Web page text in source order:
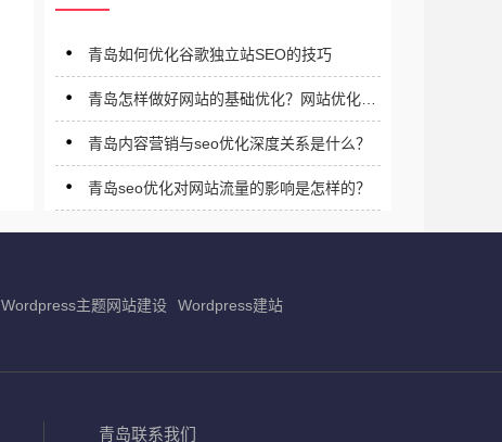
青岛如何优化谷歌独立站SEO的技巧‌
青岛怎样做好网站的基础优化？网站优化应
青岛内容营销与seo优化深度关系是什么？
青岛seo优化对网站流量的影响是怎样的？
Wordpress主题网站建设
Wordpress建站
青岛联系我们